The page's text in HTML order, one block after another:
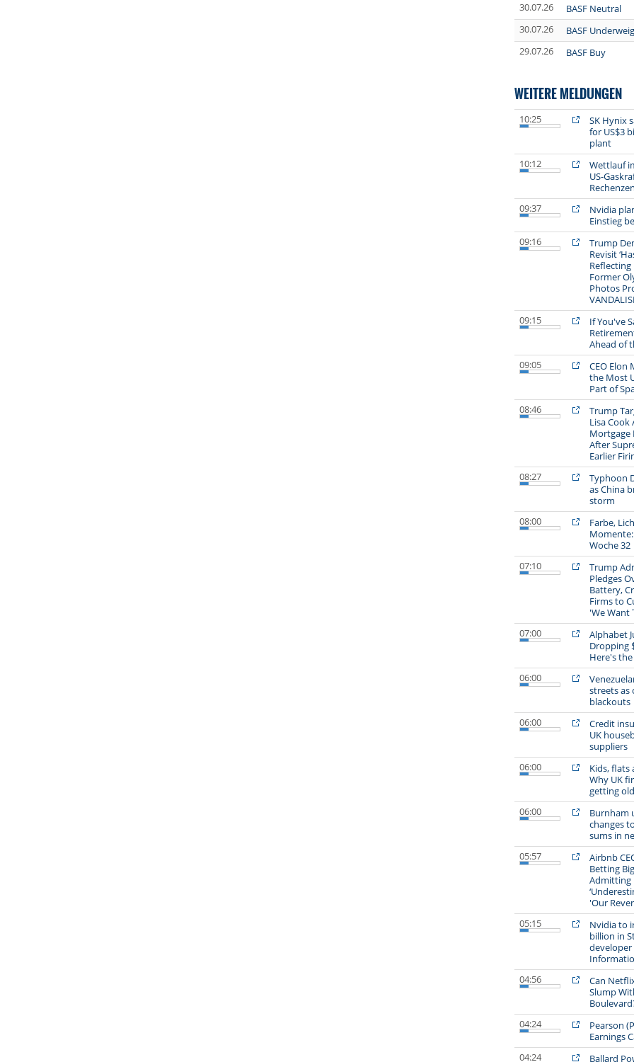
30.07.26
BASF Neutral
30.07.26
BASF
29.07.26
BASF Buy
WEITERE MELDUNGEN
10:25
SK Hynix
for US$3
plant
10:12
Wettlauf
US-
09:37
Nvidia
Einstieg
09:16
Trump
Revisit
Reflecting
Former
Photos
09:15
If You've
Ahead of
09:05
CEO Elon
the Most
Part of
08:46
Trump
Lisa Cook
Mortgage
After
Earlier
08:27
Typhoon
as China
storm
08:00
Farbe,
Woche 32
07:10
Trump
Pledges
Battery,
Firms to
'We Want
07:00
Alphabet
Dropping
Here's
06:00
streets as
blackouts
06:00
Credit
UK
suppliers
06:00
Kids, flats
Why UK
getting
06:00
Burnham
changes
sums in
05:57
Airbnb
Betting
Admitting
'Our
05:15
Nvidia to
billion in
developer
04:56
Can
Slump
04:24
Pearson
Earnings
04:24
Ballard